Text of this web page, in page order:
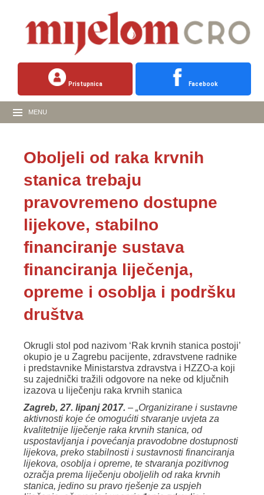
Pristupnica Facebook
MENU
Oboljeli od raka krvnih
stanica trebaju
pravovremeno dostupne
lijekove, stabilno
financiranje sustava
financiranja liječenja,
opreme i osoblja i podršku
društva
Okrugli stol pod nazivom ‘Rak krvnih stanica postoji’
okupio je u Zagrebu pacijente, zdravstvene radnike
i predstavnike Ministarstva zdravstva i HZZO-a koji
su zajednički tražili odgovore na neke od ključnih
izazova u liječenju raka krvnih stanica
Zagreb, 27. lipanj 2017. – „Organizirane i sustavne
aktivnosti koje će omogućiti stvaranje uvjeta za
kvalitetnije liječenje raka krvnih stanica, od
uspostavljanja i povećanja pravodobne dostupnosti
lijekova, preko stabilnosti i sustavnosti financiranja
lijekova, osoblja i opreme, te stvaranja pozitivnog
ozračja prema liječenju oboljelih od raka krvnih
stanica, jedino su pravo rješenje za uspjeh